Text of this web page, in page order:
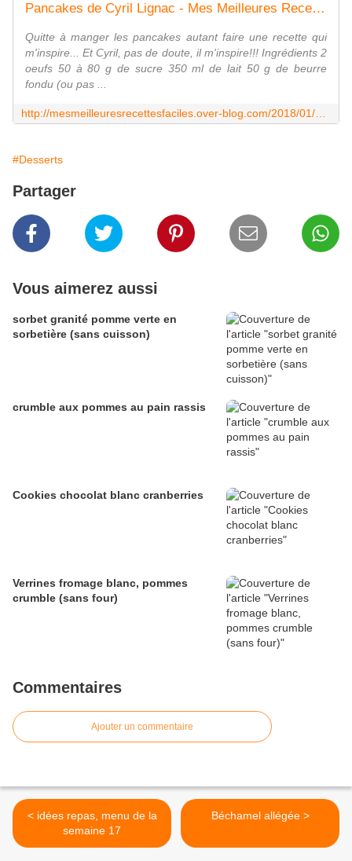
Pancakes de Cyril Lignac - Mes Meilleures Recettes Faciles
Quitte à manger les pancakes autant faire une recette qui
m'inspire... Et Cyril, pas de doute, il m'inspire!!! Ingrédients 2
oeufs 50 à 80 g de sucre 350 ml de lait 50 g de beurre
fondu (ou pas ...
#Desserts
Partager
Vous aimerez aussi
sorbet granité pomme verte en
sorbetière (sans cuisson)
crumble aux pommes au pain rassis
Cookies chocolat blanc cranberries
Verrines fromage blanc, pommes
crumble (sans four)
Commentaires
Ajouter un commentaire
< idées repas, menu de la
semaine 17
Béchamel allégée >